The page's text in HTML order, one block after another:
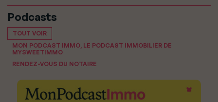
Podcasts
TOUT VOIR
MON PODCAST IMMO, LE PODCAST IMMOBILIER DE
MYSWEETIMMO
RENDEZ-VOUS DU NOTAIRE